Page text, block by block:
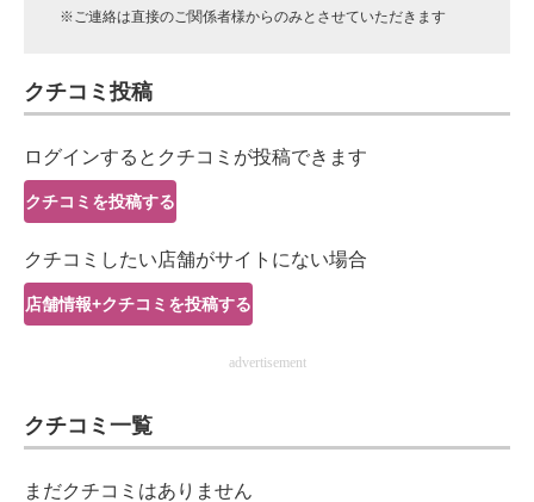
経営リーダーのコミュニティ
ITエンジニア向け専門サイト
企業向けIT製品の総合サイト
IT製品の技術・比較・事例
製造業のIT導入・活用を支援
エレクトロニクス専門サイト
電子設計の基本と応用
※ご連絡は直接のご関係者様からのみとさせていただきます
クチコミ投稿
ログインするとクチコミが投稿できます
クチコミを投稿する
クチコミしたい店舗がサイトにない場合
店舗情報+クチコミを投稿する
advertisement
クチコミ一覧
まだクチコミはありません